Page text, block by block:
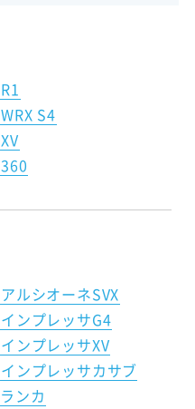
R1
WRX S4
XV
360
アルシオーネSVX
インプレッサG4
インプレッサXV
インプレッサカサブ
ランカ